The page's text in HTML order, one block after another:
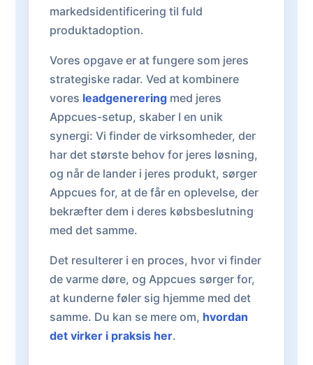
markedsidentificering til fuld
produktadoption.
Vores opgave er at fungere som jeres
strategiske radar. Ved at kombinere
vores leadgenerering med jeres
Appcues-setup, skaber I en unik
synergi: Vi finder de virksomheder, der
har det største behov for jeres løsning,
og når de lander i jeres produkt, sørger
Appcues for, at de får en oplevelse, der
bekræfter dem i deres købsbeslutning
med det samme.
Det resulterer i en proces, hvor vi finder
de varme døre, og Appcues sørger for,
at kunderne føler sig hjemme med det
samme. Du kan se mere om, hvordan
det virker i praksis her.